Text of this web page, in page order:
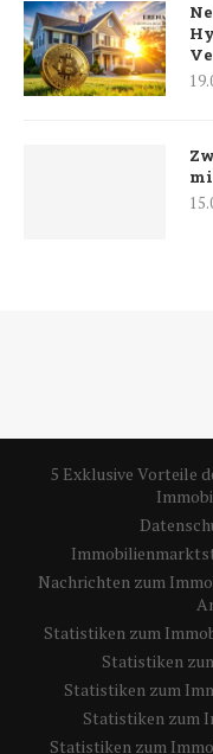
5 Exklusive Vorteile
Nachrichten zum
Statistiken zum
Statistiken
Statistiken zum
Statistiken zum
Statistiken zum